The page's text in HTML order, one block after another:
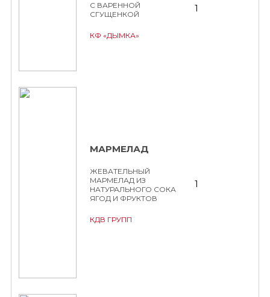
С ВАРЕННОЙ
СГУЩЕНКОЙ
КФ «ДЫМКА»
1
МАРМЕЛАД
ЖЕВАТЕЛЬНЫЙ
МАРМЕЛАД ИЗ
НАТУРАЛЬНОГО СОКА
ЯГОД И ФРУКТОВ
КДВ ГРУПП
1